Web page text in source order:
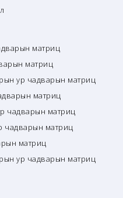
матриц
матриц
ур чадварын матриц
матриц
чадварын матриц
чадварын матриц
матриц
ур чадварын матриц